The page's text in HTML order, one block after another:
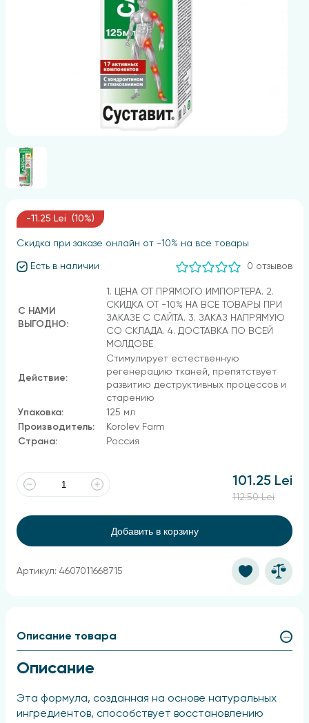
-11.25 Lei (10%)
Скидка при заказе онлайн от -10% на все товары
Есть в наличии 0 отзывов
С НАМИ
ВЫГОДНО:
1. ЦЕНА ОТ ПРЯМОГО ИМПОРТЕРА. 2.
СКИДКА ОТ -10% НА ВСЕ ТОВАРЫ ПРИ
ЗАКАЗЕ С САЙТА. 3. ЗАКАЗ НАПРЯМУЮ
СО СКЛАДА. 4. ДОСТАВКА ПО ВСЕЙ
МОЛДОВЕ
Действие:
Стимулирует естественную
регенерацию тканей, препятствует
развитию деструктивных процессов и
старению
Упаковка:
125 мл
Производитель:
Korolev Farm
Страна:
Россия
101.25 Lei
112.50 Lei
Добавить в корзину
Артикул: 4607011668715
Описание товара
Описание
Эта формула, созданная на основе натуральных
ингредиентов, способствует восстановлению